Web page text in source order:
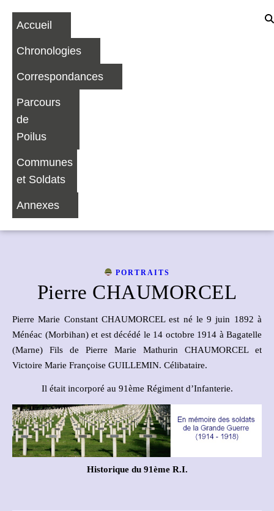
Accueil
Chronologies
Correspondances
Parcours
de
Poilus
Communes
et Soldats
Annexes
PORTRAITS
Pierre CHAUMORCEL
Pierre Marie Constant CHAUMORCEL est né le 9 juin 1892 à
Ménéac (Morbihan) et est décédé le 14 octobre 1914 à Bagatelle
(Marne) Fils de Pierre Marie Mathurin CHAUMORCEL et
Victoire Marie Françoise GUILLEMIN. Célibataire.
Il était incorporé au 91ème Régiment d’Infanterie.
Historique du 91ème R.I.